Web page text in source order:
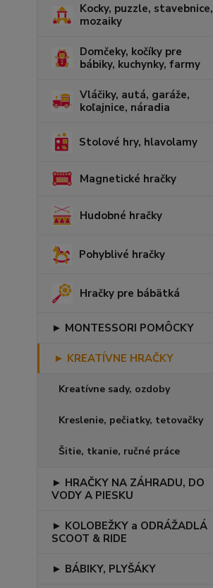
Kocky, puzzle, stavebnice,
mozaiky
Domčeky, kočíky pre
bábiky, kuchynky, farmy
Vláčiky, autá, garáže,
koľajnice, náradia
Stolové hry, hlavolamy
Magnetické hračky
Hudobné hračky
Pohyblivé hračky
Hračky pre bábätká
► MONTESSORI POMÔCKY
► KREATÍVNE HRAČKY
Kreatívne sady, ozdoby
Kreslenie, pečiatky, tetovačky
Šitie, tkanie, ručné práce
► HRAČKY NA ZÁHRADU, DO
VODY A PIESKU
► KOLOBEŽKY a ODRÁŽADLÁ
SCOOT & RIDE
► BÁBIKY, PLYŠÁKY